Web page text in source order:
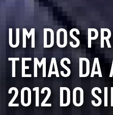
UM DOS
TEMAS DA
2012 DO